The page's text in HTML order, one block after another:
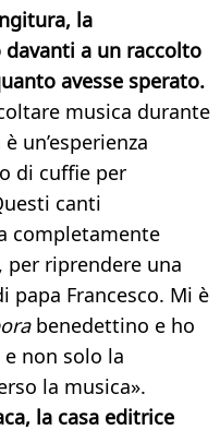
la
a un raccolto
avesse sperato.
musica durante
un’esperienza
di cuffie per
canti
completamente
per riprendere una
papa Francesco. Mi è
benedettino e ho
non solo la
la musica».
la casa editrice